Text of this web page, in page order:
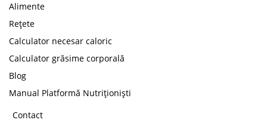
Alimente
Rețete
Calculator necesar caloric
Calculator grăsime corporală
Blog
Manual Platformă Nutriționiști
Contact